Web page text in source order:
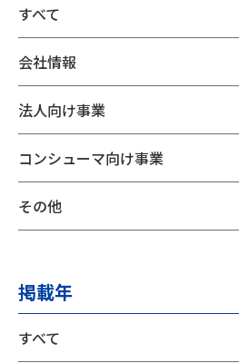
すべて
会社情報
法人向け事業
コンシューマ向け事業
その他
掲載年
すべて